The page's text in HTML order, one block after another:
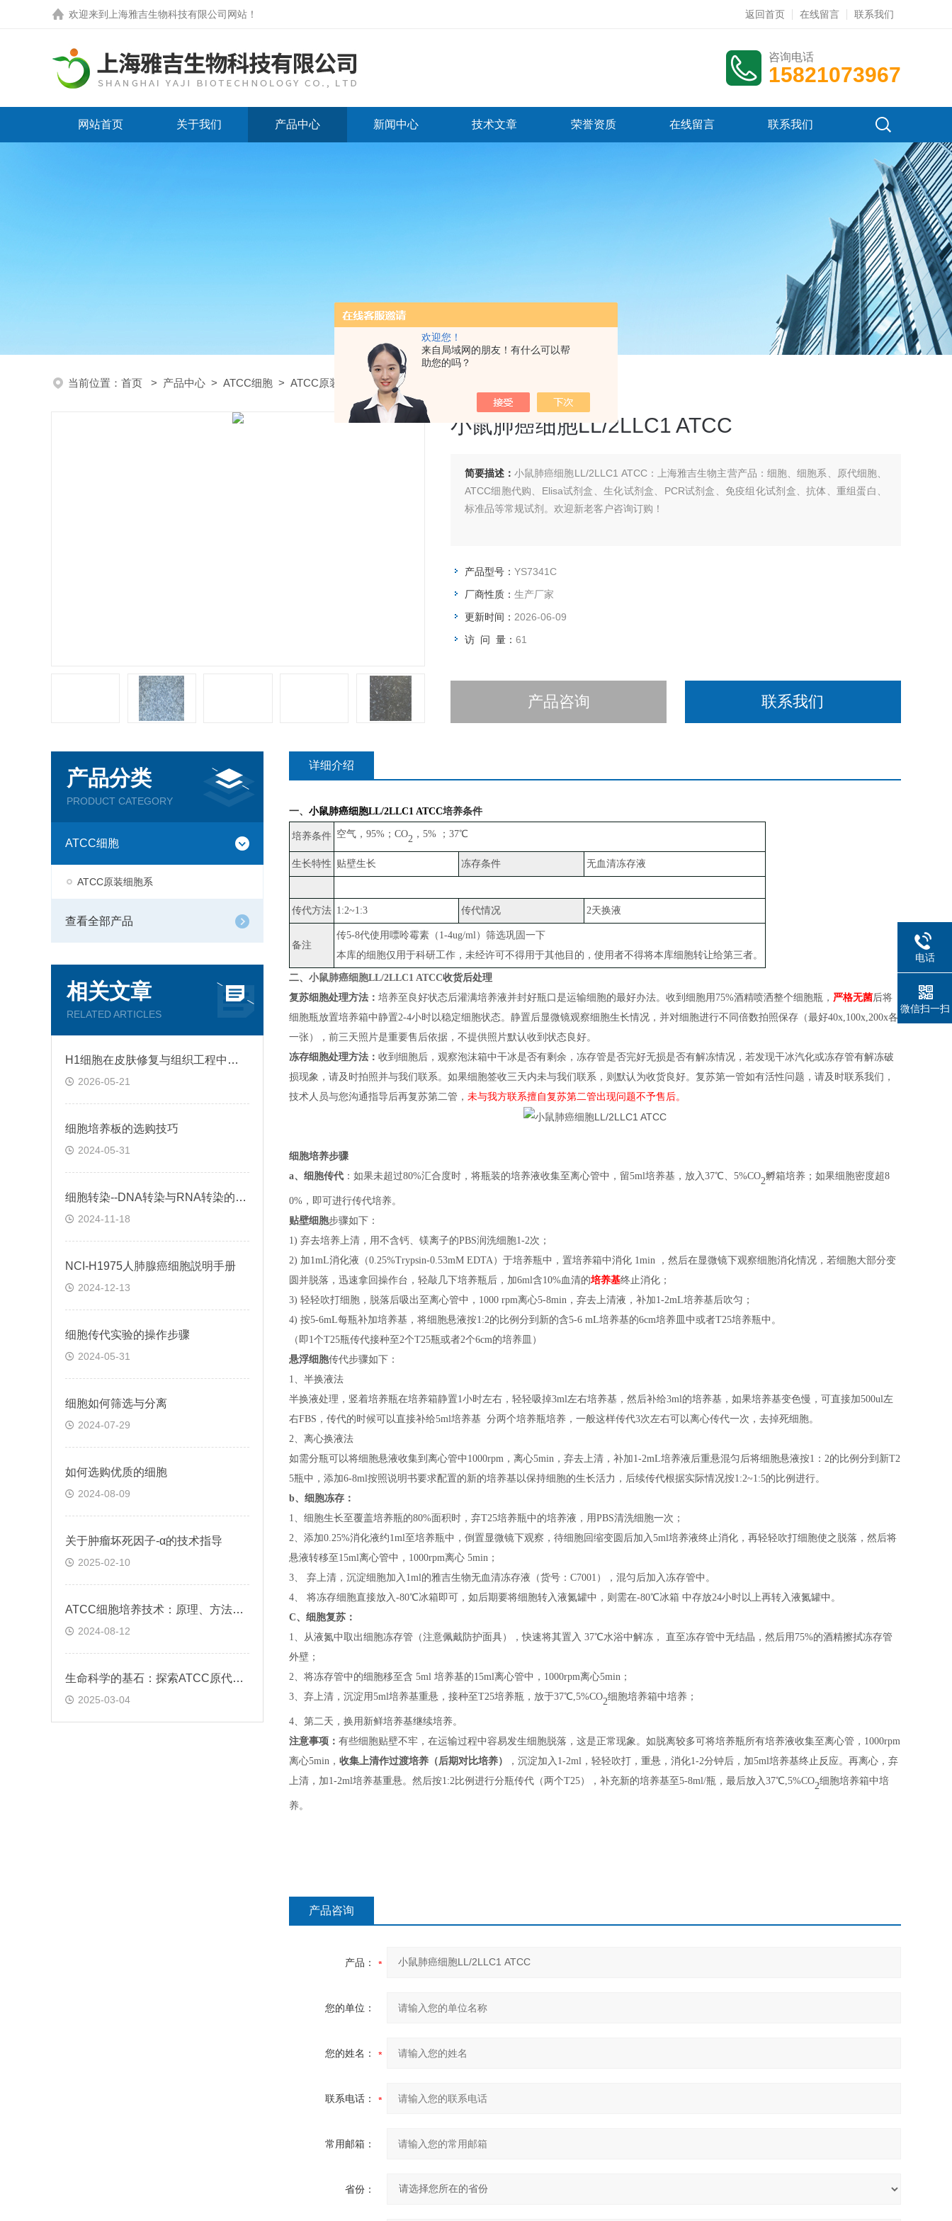
欢迎您！
来自局域网的朋友！有什么可以帮
助您的吗？
欢迎来到 上海雅吉生物科技有限公司网站 ！ 返回首页 在线留言 联系我们
咨询电话
15821073967
网站首页 关于我们 产品中心 新闻中心 技术文章 荣誉资质 在线留言 联系我们
当前位置： 首页 > 产品中心 > ATCC细胞 > ATCC原装细胞系 > YS7341C小鼠肺癌细胞LL/2LLC1 ATCC
小鼠肺癌细胞LL/2LLC1 ATCC
简要描述： 小鼠肺癌细胞LL/2LLC1 ATCC：上海雅吉生物主营产品：细胞、细胞系、原代细胞、
ATCC细胞代购、Elisa试剂盒、生化试剂盒、PCR试剂盒、免疫组化试剂盒、抗体、重组蛋白、
标准品等常规试剂。欢迎新老客户咨询订购！
产品型号： YS7341C
厂商性质： 生产厂家
更新时间： 2026-06-09
访 问 量： 61
产品咨询 联系我们
产品分类
PRODUCT CATEGORY
ATCC细胞
ATCC原装细胞系
查看全部产品
相关文章
RELATED ARTICLES
H1细胞在皮肤修复与组织工程中的应用前景
2026-05-21
细胞培养板的选购技巧
2024-05-31
细胞转染--DNA转染与RNA转染的区别
2024-11-18
NCI-H1975人肺腺癌细胞説明手册
2024-12-13
细胞传代实验的操作步骤
2024-05-31
细胞如何筛选与分离
2024-07-29
如何选购优质的细胞
2024-08-09
关于​肿瘤坏死因子-α的技术指导
2025-02-10
ATCC细胞培养技术：原理、方法与应用实践
2024-08-12
生命科学的基石：探索ATCC原代细胞的魅力
2025-03-04
详细介绍
一、 小鼠肺癌细胞LL/2LLC1 ATCC培养条件
培养条件 空气， 95%；CO2 ， 5% ；37℃
生长特性 贴壁生长 冻存条件 无血清冻存液
传代方法 1:2~1:3 传代情况 2天换液
备注
传5-8代使用嘌呤霉素（1-4ug/ml）筛选巩固一下
本库的细胞仅用于科研工作，未经许可不得用于其他目的，使用者不得将本库细胞转让给第三者。
二、 小鼠肺癌细胞LL/2LLC1 ATCC收货后处理
复苏细胞处理方法： 培养至良好状态后灌满培养液并封好瓶口是运输细胞的最好办法。收到细胞用 75%酒精喷洒整个细胞瓶 ， 严格无菌后将
细胞瓶放置培养箱中静置2-4小时以稳定细胞状态。 静置后显微镜观察细胞生长情况，并对细胞进行不同倍数拍照保存（最好40x,100x,200x各
一张）
， 前三天照片是重要售后依据，不提供照片默认收到状态良好。
冻存细胞处理方法： 收到细胞后，观察泡沫箱中干冰是否有剩余，冻存管是否完好无损是否有解冻情况，若发现干冰汽化或冻存管有解冻破
损现象，请及时拍照并与我们联系。如果细胞签收三天内未与我们联系，则默认为收货良好。复苏第一管如有活性问题，请及时联系我们，
技术人员与您沟通指导后再复苏第二管， 未与我方联系擅自复苏第二管出现问题不予售后。
细胞培养步骤
a、 细胞传代 ： 如果未超过80%汇合度时，将瓶装的培养液收集至离心管中，留5ml培养基，放入37℃、5%CO2孵箱培养； 如果细胞密度超8
0%，即可进行传代培养。
贴壁细胞步骤如下：
1) 弃去培养上清，用不含钙、镁离子的PBS润洗细胞1-2次；
2) 加1mL消化液（0.25%Trypsin-0.53mM EDTA）于培养瓶中，置培养箱中消化 1min ，然后在显微镜下观察细胞消化情况，若细胞大部分变
圆并脱落，迅速拿回操作台，轻敲几下培养瓶后，加6ml含10%血清的培养基终止消化；
3) 轻轻吹打细胞，脱落后吸出至离心管中，1000 rpm离心5-8min，弃去上清液，补加1-2mL培养基后吹匀；
4) 按5-6mL每瓶补加培养基，将细胞悬液按1:2的比例分到新的含5-6 mL培养基的6cm培养皿中或者T25培养瓶中。
（即1个T25瓶传代接种至2个T25瓶或者2个6cm的培养皿）
悬浮细胞传代步骤如下：
1、半换液法
半换液处理，竖着培养瓶在培养箱静置1小时左右，轻轻吸掉3ml左右培养基，然后补给3ml的培养基，如果培养基变色慢，可直接加500ul左
右FBS，传代的时候可以直接补给5ml培养基 分两个培养瓶培养，一般这样传代3次左右可以离心传代一次，去掉死细胞。
2、离心换液法
如需分瓶可以将细胞悬液收集到离心管中 1000rpm，离心5min，弃去上清，补加1-2mL培养液后重悬混匀后将细胞悬液按1：2的比例分到新T2
5瓶中，添加6-8ml按照说明书要求配置的新的培养基以保持细胞的生长活力，后续传代根据实际情况按1:2~1:5的比例进行。
b、 细胞冻存：
1、细胞生长至覆盖培养瓶的80%面积时，弃T25培养瓶中的培养液，用PBS清洗细胞一次；
2、添加0.25%消化液约1ml至培养瓶中，倒置显微镜下观察，待细胞回缩变圆后加入5ml培养液终止消化，再轻轻吹打细胞使之脱落，然后将
悬液转移至15ml离心管中，1000rpm离心 5min；
3、 弃上清，沉淀细胞加入1ml的雅吉生物无血清冻存液（货号： C7001），混匀后加入冻存管中。
4、 将冻存细胞直接放入-80℃冰箱即可，如后期要将细胞转入液氮罐中， 则 需在-80℃冰箱 中存放24小时以上再转入液氮罐中。
C、 细胞复苏：
1、 从液氮中取出细胞冻存管（注意佩戴防护面具），快速将其置入 37℃水浴中解冻， 直至冻存管中无结晶，然后用75%的酒精擦拭冻存管
外壁；
2、 将冻存管中的细胞移至含 5ml 培养基的15ml离心管中，1000rpm离心5min；
3、 弃上清，沉淀用5ml培养基重悬，接种至T25培养瓶， 放于37℃,5%CO2细胞培养箱中培养；
4、 第二天，换用新鲜培养基继续培养。
注意事项： 有些细胞贴壁不牢，在运输过程中容易发生细胞脱落，这是正常现象。如脱离较多可将培养瓶所有培养液收集至离心管， 1000rpm
离心5min， 收集上清作过渡培养 （后期对比培养） ，沉淀加入 1-2ml，轻轻吹打，重悬，消化1-2分钟后，加5ml培养基终止反应。再离心，弃
上清，加1-2ml培养基重悬。然后按1:2比例进行分瓶传代（两个T25），补充新的培养基至5-8ml/瓶，最后放入37℃,5%CO2细胞培养箱中培
养。
产品咨询
产品：
您的单位：
您的姓名：
联系电话：
常用邮箱：
省份：
电话
微信扫一扫